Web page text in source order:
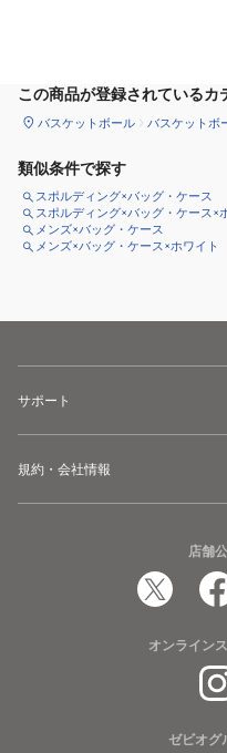
この商品が登録されているカ
バスケットボール バスケットボ
類似条件で探す
スポルディング×バッグ・ケース
スポルディング×バッグ・ケース×
メンズ×バッグ・ケース
メンズ×バッグ・ケース×ホワイト
サポート
規約・会社情報
店舗
オンライン
ゼビオグ